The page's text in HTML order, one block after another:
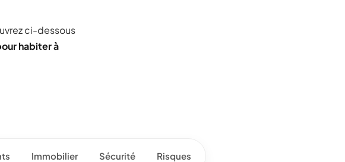
ci-dessous
habiter à
Immobilier Sécurité Risques